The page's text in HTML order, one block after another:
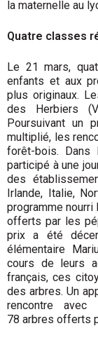
la maternelle au
Quatre classes
Le 21 mars,
enfants et aux
plus originaux.
des Herbiers
Poursuivant un
multiplié, les
forêt-bois. Dans
participé à une
des
Irlande, Italie,
programme
offerts par les
prix a été
élémentaire
cours de leurs
français, ces
des arbres. Un
rencontre avec
78 arbres offerts